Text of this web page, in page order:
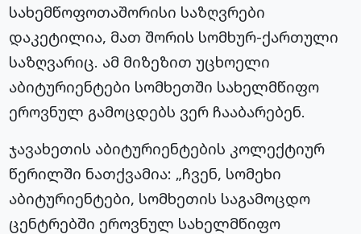
სახემწოფოთაშორისი საზღვრები
დაკეტილია, მათ შორის სომხურ-ქართული
საზღვარიც. ამ მიზეზით უცხოელი
აბიტურიენტები სომხეთში სახელმწიფო
ეროვნულ გამოცდებს ვერ ჩააბარებენ.
ჯავახეთის აბიტურიენტების კოლექტიურ
წერილში ნათქვამია: „ჩვენ, სომეხი
აბიტურიენტები, სომხეთის საგამოცდო
ცენტრებში ეროვნულ სახელმწიფო